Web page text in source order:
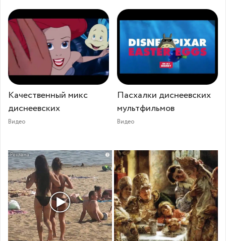
Качественный микс
диснеевских
Видео
Пасхалки диснеевских
мультфильмов
Видео
i